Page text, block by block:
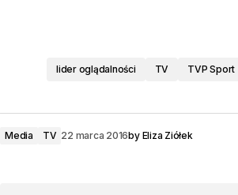
lider oglądalności TV TVP Sport
Media TV 22 marca 2016by Eliza Ziółek